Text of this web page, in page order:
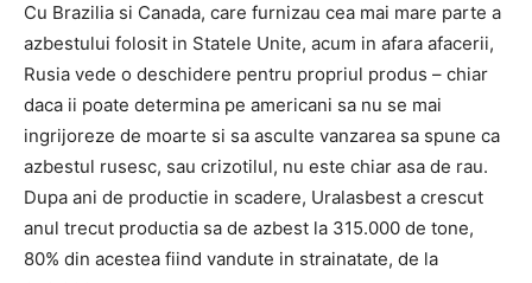
Cu Brazilia si Canada, care furnizau cea mai mare parte a
azbestului folosit in Statele Unite, acum in afara afacerii,
Rusia vede o deschidere pentru propriul produs – chiar
daca ii poate determina pe americani sa nu se mai
ingrijoreze de moarte si sa asculte vanzarea sa spune ca
azbestul rusesc, sau crizotilul, nu este chiar asa de rau.
Dupa ani de productie in scadere, Uralasbest a crescut
anul trecut productia sa de azbest la 315.000 de tone,
80% din acestea fiind vandute in strainatate, de la